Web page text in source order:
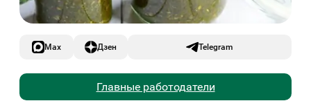
Max Дзен Telegram
Главные работодатели